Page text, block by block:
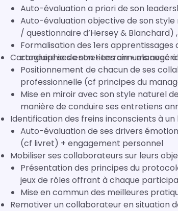
Auto-évaluation a priori de son
Auto-évaluation objective de son
Formalisation des 1ers apprentissages
conduire ses entretiens annuels avec
Cartographie de son « terrain »
Positionnement de chacun de ses
professionnelle (cf principes du
Mise en miroir avec son style naturel
manière de conduire ses entretiens
Identification des freins inconscients à un
Auto-évaluation de ses drivers
(cf livret) + engagement personnel
Mobiliser ses collaborateurs sur leurs
Présentation des principes du
jeux de rôles offrant à chaque
Mise en commun des meilleures
Remotiver un collaborateur en situation